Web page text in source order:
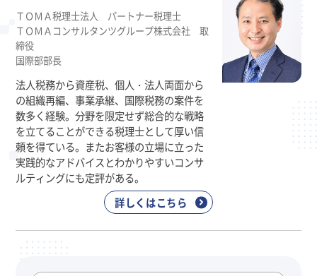
ＴＯＭＡ税理士法人 パートナー税理士
ＴＯＭＡコンサルタンツグループ株式会社 取
締役
国際部部長
法人税務から資産税、個人・法人両面から
の組織再編、事業承継、国際税務の案件を
数多く経験。分野を限定せず総合的な戦略
を立てることができる税理士として厚い信
頼を得ている。またお客様の立場に立った
実践的なアドバイスとわかりやすいコンサ
ルティングにも定評がある。
詳しくはこちら